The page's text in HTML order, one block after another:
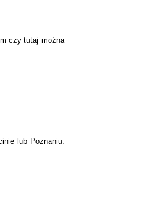
czy tutaj można
lub Poznaniu.